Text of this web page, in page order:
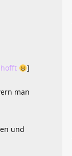
]
man
und